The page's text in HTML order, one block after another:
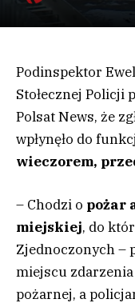
Podinspektor
Stołecznej Policji
Polsat News, że
wpłynęło do
wieczorem,
– Chodzi o pożar
miejskiej, do
Zjednoczonych –
miejscu zdarzenia
pożarnej, a